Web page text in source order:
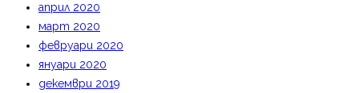
април 2020
март 2020
февруари 2020
януари 2020
декември 2019